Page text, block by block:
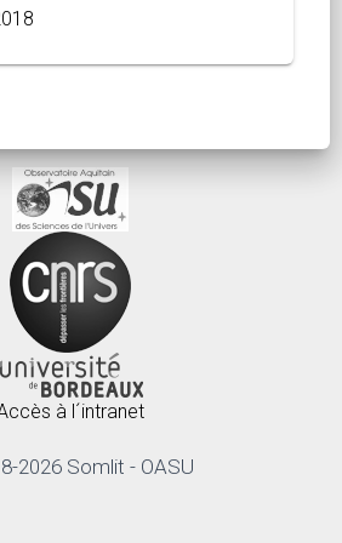
à l´intranet
2026 Somlit - OASU